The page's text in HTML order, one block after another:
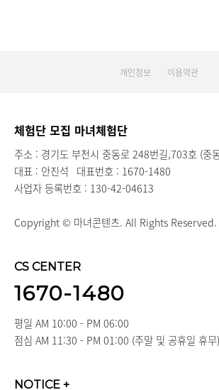
개인정보 이용약관
체험단 모집 마녀체험단
주소 : 경기도 부천시 중동로 248번길,703호 (중
대표 : 안진석 대표번호 : 1670-1480
사업자 등록번호 : 130-42-04613
Copyright © 마녀콘텐츠. All Rights Reserved.
CS CENTER
1670-1480
평일 AM 10:00 - PM 06:00
점심 AM 11:30 - PM 01:00 (주말 및 공휴일 휴무)
NOTICE +